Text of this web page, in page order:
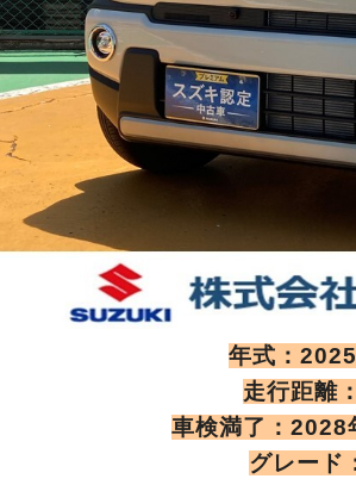
年式：
走行距離
車検満了：2028
グレード